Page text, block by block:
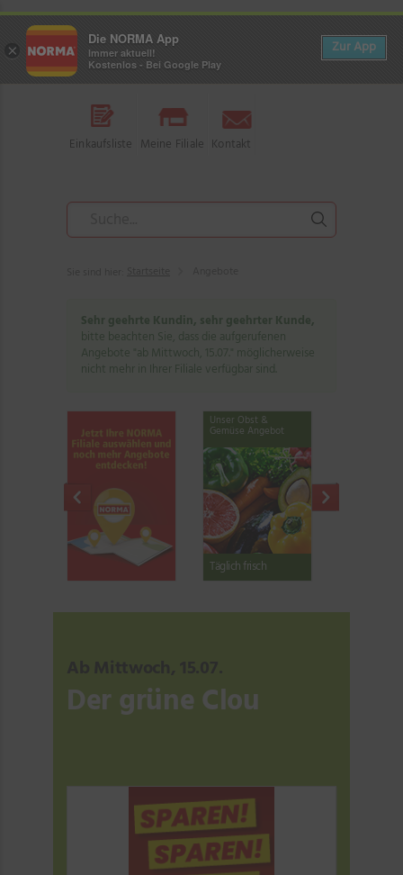
Einkaufsliste Meine Filiale Kontakt
Sehr geehrte Kundin, sehr geehrter Kunde,
bitte beachten Sie, dass die aufgerufenen
Angebote "ab Mittwoch, 15.07." möglicherweise
nicht mehr in Ihrer Filiale verfügbar sind.
Gemüse Angebot
Täglich frisch
Der grüne Clou
ab Mittwoch, 15.07.
Der grüne Clou
×
Die NORMA App
Immer aktuell!
Kostenlos - Bei Google Play
Zur App